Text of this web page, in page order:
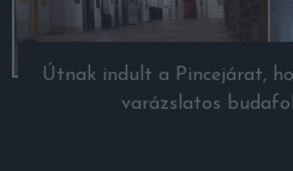
Útnak indult a Pincejárat,
varázslatos